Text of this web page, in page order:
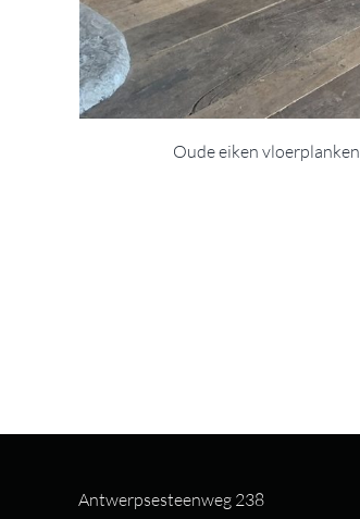
Oude eiken vloerplanken
Antwerpsesteenweg 238